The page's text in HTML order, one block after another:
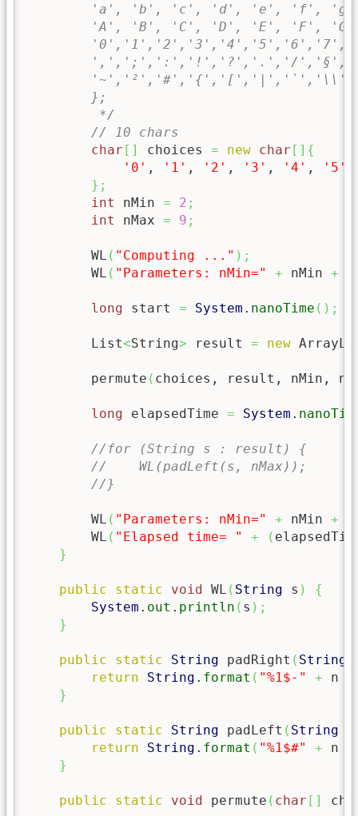
'a', 'b', 'c', 'd', 'e', 'f',
'A', 'B', 'C', 'D', 'E', 'F',
',',';',':','!','?','.','/
        };
         */
// 10 chars
char [ ] choices = new char [ ] {
'0' , '1' , '2' , '3' , '4' , '5'
} ;
int
nMin = 2 ;
int
nMax = 9 ;
        WL
( "Computing ..." ) ;
        WL
( "Parameters: nMin=" + nMin +
long start = System . nanoTime ( ) ;
        List
<String> result = new
        permute
( choices, result, nMin,
long elapsedTime = System .
//for (String s : result) {
//    WL(padLeft(s, nMax));
//}
        WL
( "Parameters: nMin=" + nMin +
        WL
( "Elapsed time= " + (
}
public static void WL ( String s )
{
System . out . println ( s ) ;
}
public static String padRight ( String
return
String . format ( "%1$-" + n
}
public static String padLeft ( String
return
String . format ( "%1$#" + n
}
public static void permute ( char [ ]